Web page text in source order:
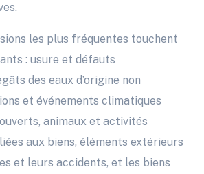
les plus fréquentes touchent
: usure et défauts
des eaux d’origine non
et événements climatiques
animaux et activités
aux biens, éléments extérieurs
et leurs accidents, et les biens